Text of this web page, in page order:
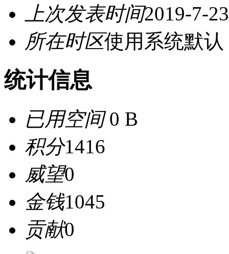
上次发表时间2019-7-
所在时区使用系统默认
统计信息
已用空间0 B
积分1416
威望0
金钱1045
贡献0